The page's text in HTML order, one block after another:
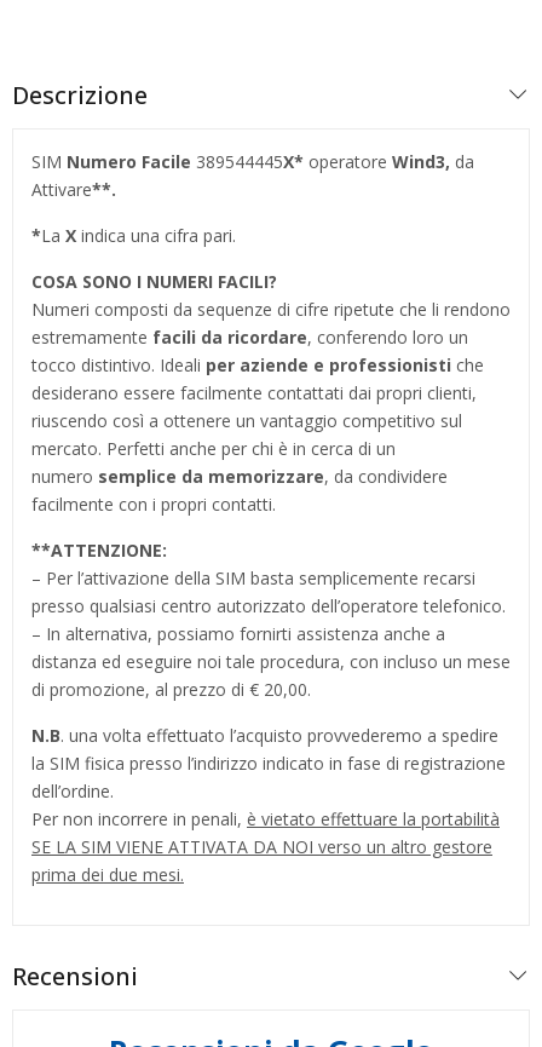
Descrizione
SIM Numero Facile 389544445X* operatore Wind3, da
Attivare**.
*La X indica una cifra pari.
COSA SONO I NUMERI FACILI?
Numeri composti da sequenze di cifre ripetute che li rendono
estremamente facili da ricordare, conferendo loro un
tocco distintivo. Ideali per aziende e professionisti che
desiderano essere facilmente contattati dai propri clienti,
riuscendo così a ottenere un vantaggio competitivo sul
mercato. Perfetti anche per chi è in cerca di un
numero semplice da memorizzare, da condividere
facilmente con i propri contatti.
**ATTENZIONE:
– Per l’attivazione della SIM basta semplicemente recarsi
presso qualsiasi centro autorizzato dell’operatore telefonico.
– In alternativa, possiamo fornirti assistenza anche a
distanza ed eseguire noi tale procedura, con incluso un mese
di promozione, al prezzo di € 20,00.
N.B. una volta effettuato l’acquisto provvederemo a spedire
la SIM fisica presso l’indirizzo indicato in fase di registrazione
dell’ordine.
Per non incorrere in penali, è vietato effettuare la portabilità
SE LA SIM VIENE ATTIVATA DA NOI verso un altro gestore
prima dei due mesi.
Recensioni